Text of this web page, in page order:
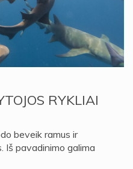
RYKLIAI
beveik ramus ir
Iš pavadinimo galima